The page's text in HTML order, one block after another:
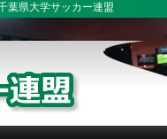
葉県大学サッカー連盟